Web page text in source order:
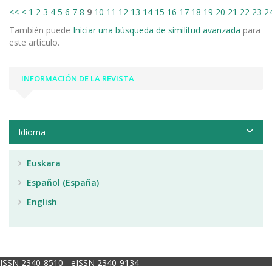
<< < 1 2 3 4 5 6 7 8 9 10 11 12 13 14 15 16 17 18 19 20 21 22 23
También puede Iniciar una búsqueda de similitud avanzada para
este artículo.
INFORMACIÓN DE LA REVISTA
Idioma
Euskara
Español (España)
English
ISSN 2340-8510 - eISSN 2340-9134